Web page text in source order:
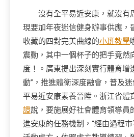
沒有全平易近安康，就沒有
現要加年夜迷信健身辦事供應，
收藏的四對完美曲線的小班教學
震動，其中一個杯子的把手竟然
度！。廣東提出深刻實行體育增
動”，推進體衛深度融會，普及
平易近安康素養晉陞。浙江省體
證說，要施展好社會體育領導員
進安康的任務機制，“經由過程